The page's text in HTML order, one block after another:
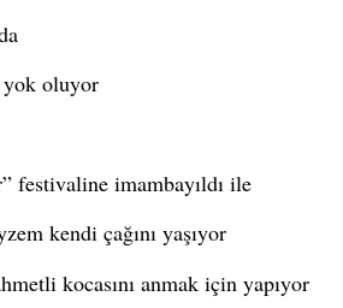
yok oluyor
festivaline imambayıldı ile
kendi çağını yaşıyor
kocasını anmak için yapıyor